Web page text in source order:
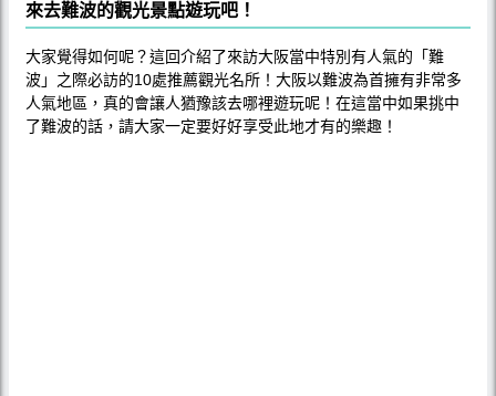
來去難波的觀光景點遊玩吧！
大家覺得如何呢？這回介紹了來訪大阪當中特別有人氣的「難
波」之際必訪的10處推薦觀光名所！大阪以難波為首擁有非常多
人氣地區，真的會讓人猶豫該去哪裡遊玩呢！在這當中如果挑中
了難波的話，請大家一定要好好享受此地才有的樂趣！